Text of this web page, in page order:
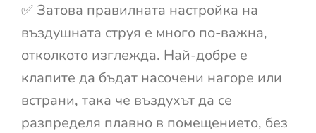
✅ Затова правилната настройка на
въздушната струя е много по-важна,
отколкото изглежда. Най-добре е
клапите да бъдат насочени нагоре или
встрани, така че въздухът да се
разпределя плавно в помещението, без